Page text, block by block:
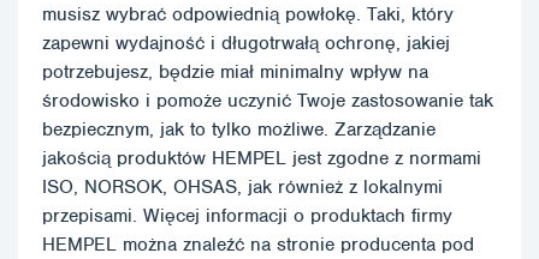
musisz wybrać odpowiednią powłokę. Taki, który
zapewni wydajność i długotrwałą ochronę, jakiej
potrzebujesz, będzie miał minimalny wpływ na
środowisko i pomoże uczynić Twoje zastosowanie tak
bezpiecznym, jak to tylko możliwe. Zarządzanie
jakością produktów HEMPEL jest zgodne z normami
ISO, NORSOK, OHSAS, jak również z lokalnymi
przepisami. Więcej informacji o produktach firmy
HEMPEL można znaleźć na stronie producenta pod